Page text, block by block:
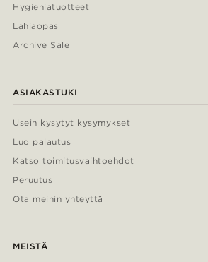
Hygieniatuotteet
Lahjaopas
Archive Sale
ASIAKASTUKI
Usein kysytyt kysymykset
Luo palautus
Katso toimitusvaihtoehdot
Peruutus
Ota meihin yhteyttä
MEISTÄ